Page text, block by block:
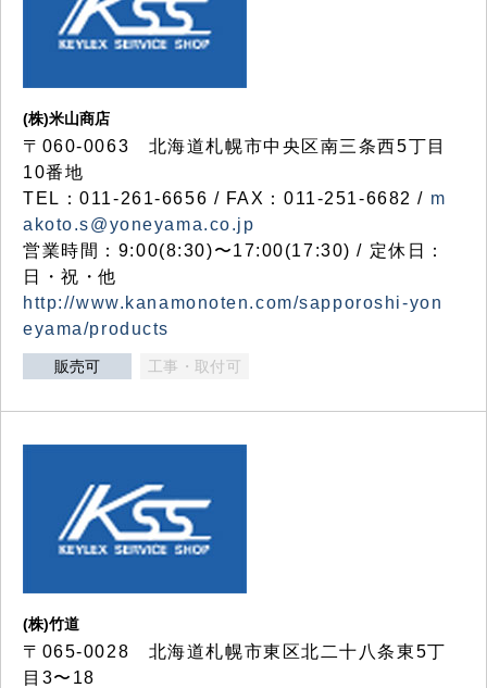
(株)米山商店
〒060-0063 北海道札幌市中央区南三条西5丁目
10番地
TEL：011-261-6656 / FAX：011-251-6682 / m
akoto.s@yoneyama.co.jp
営業時間：9:00(8:30)〜17:00(17:30) / 定休日：
日・祝・他
http://www.kanamonoten.com/sapporoshi-yon
eyama/products
販売可 工事・取付可
(株)竹道
〒065-0028 北海道札幌市東区北二十八条東5丁
目3〜18